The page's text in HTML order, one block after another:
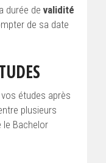
durée de validité
de sa date
études après
plusieurs
le Bachelor